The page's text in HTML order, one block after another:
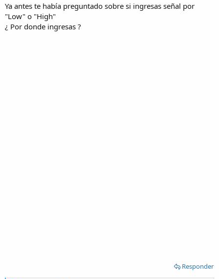
Ya antes te había preguntado sobre si ingresas señal por
"Low" o "High"
¿ Por donde ingresas ?
Responder